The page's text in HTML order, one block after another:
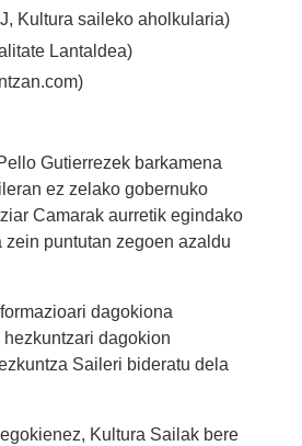
Kultura saileko aholkularia)
Lantaldea)
Gutierrezek barkamena
ez zelako gobernuko
Camarak aurretik egindako
puntutan zegoen azaldu
dagokiona
dagokion
Saileri bideratu dela
Kultura Sailak bere